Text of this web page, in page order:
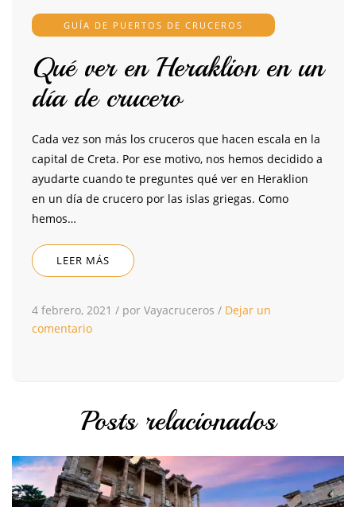
GUÍA DE PUERTOS DE CRUCEROS
Qué ver en Heraklion en un
día de crucero
Cada vez son más los cruceros que hacen escala en la
capital de Creta. Por ese motivo, nos hemos decidido a
ayudarte cuando te preguntes qué ver en Heraklion
en un día de crucero por las islas griegas. Como
hemos…
LEER MÁS
4 febrero, 2021 / por Vayacruceros / Dejar un
comentario
Posts relacionados